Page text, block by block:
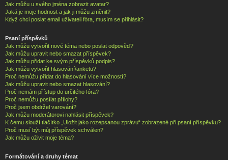
Jak můžu u svého jména zobrazit avatar?
Jaká je moje hodnost a jak ji můžu změnit?
Když chci poslat email uživateli fóra, musím se přihlásit?
Psaní příspěvků
Jak můžu vytvořit nové téma nebo poslat odpověď?
Jak můžu upravit nebo smazat příspěvek?
Jak můžu přidat ke svým příspěvků podpis?
Jak můžu vytvořit hlasování/anketu?
Proč nemůžu přidat do hlasování více možností?
Jak můžu upravit nebo smazat hlasování?
Proč nemám přístup do určitého fóra?
Proč nemůžu posílat přílohy?
Proč jsem obdržel varování?
Jak můžu moderátorovi nahlásit příspěvek?
K čemu slouží tlačítko „Uložit jako rozepsanou zprávu“ zobrazené při psaní příspěvku?
Proč musí být můj příspěvek schválen?
Jak můžu oživit moje téma?
Formátování a druhy témat